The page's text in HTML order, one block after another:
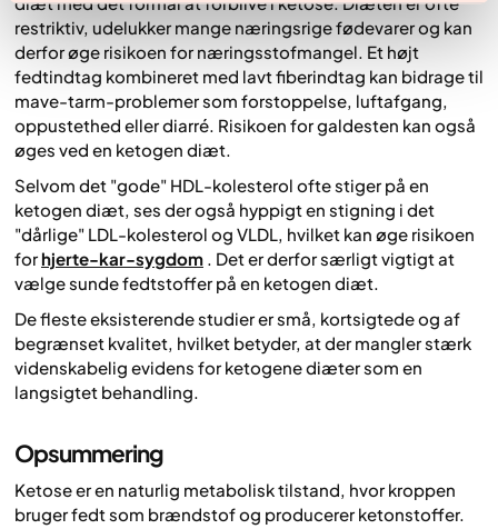
restriktiv, udelukker mange næringsrige fødevarer og kan
derfor øge risikoen for næringsstofmangel. Et højt
fedtindtag kombineret med lavt fiberindtag kan bidrage til
mave-tarm-problemer som forstoppelse, luftafgang,
oppustethed eller diarré. Risikoen for galdesten kan også
øges ved en ketogen diæt.
Selvom det "gode" HDL-kolesterol ofte stiger på en
ketogen diæt, ses der også hyppigt en stigning i det
"dårlige" LDL-kolesterol og VLDL, hvilket kan øge risikoen
forhjerte-kar-sygdom . Det er derfor særligt vigtigt at
vælge sunde fedtstoffer på en ketogen diæt.
De fleste eksisterende studier er små, kortsigtede og af
begrænset kvalitet, hvilket betyder, at der mangler stærk
videnskabelig evidens for ketogene diæter som en
langsigtet behandling.
Opsummering
Ketose er en naturlig metabolisk tilstand, hvor kroppen
bruger fedt som brændstof og producerer ketonstoffer.